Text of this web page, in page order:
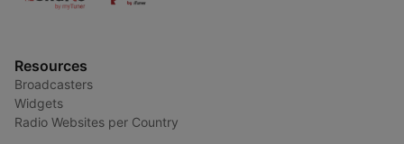
Resources
Broadcasters
Widgets
Radio Websites per Country